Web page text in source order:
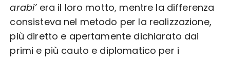
arabi’era il loro motto, mentre la differenza
consisteva nel metodo per la realizzazione,
più diretto e apertamente dichiarato dai
primi e più cauto e diplomatico per i